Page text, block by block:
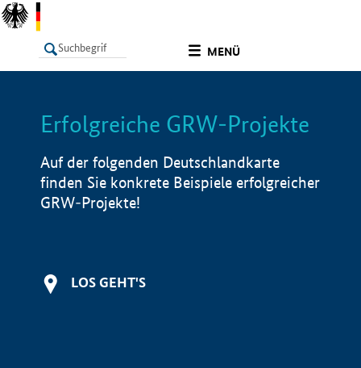
MENÜ
LISTE Info
Erfolgreiche GRW-Projekte
Auf der folgenden Deutschlandkarte
finden Sie konkrete Beispiele erfolgreicher
GRW-Projekte!
LOS GEHT'S